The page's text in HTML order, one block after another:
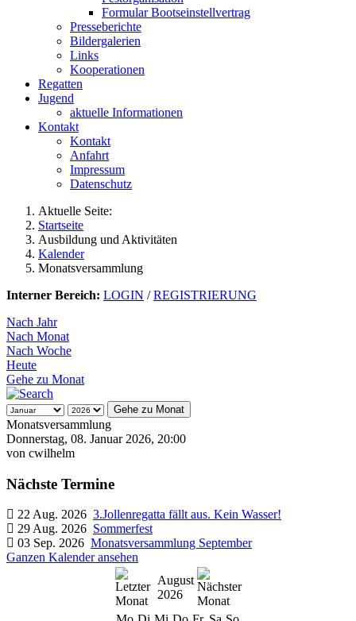
Formular Bootseinstellvertrag
Presseberichte
Bildergalerien
Links
Kooperationen
Regatten
Jugend
aktuelle Informationen
Kontakt
Kontakt
Anfahrt
Impressum
Datenschutz
Aktuelle Seite:
Startseite
Ausbildung und Aktivitäten
Kalender
Monatsversammlung
Interner Bereich: LOGIN /REGISTRIERUNG
Nach Jahr
Nach Monat
Nach Woche
Heute
Gehe zu Monat
Gehe zu Monat
Monatsversammlung
Donnerstag, 08. Januar 2026, 20:00
von cwilhelm
Nächste Termine
22 Aug. 2026 3.Jollenregatta fällt aus. Kein Wasser!
29 Aug. 2026 Sommerfest
03 Sep. 2026 Monatsversammlung September
Ganzen Kalender ansehen
August
2026